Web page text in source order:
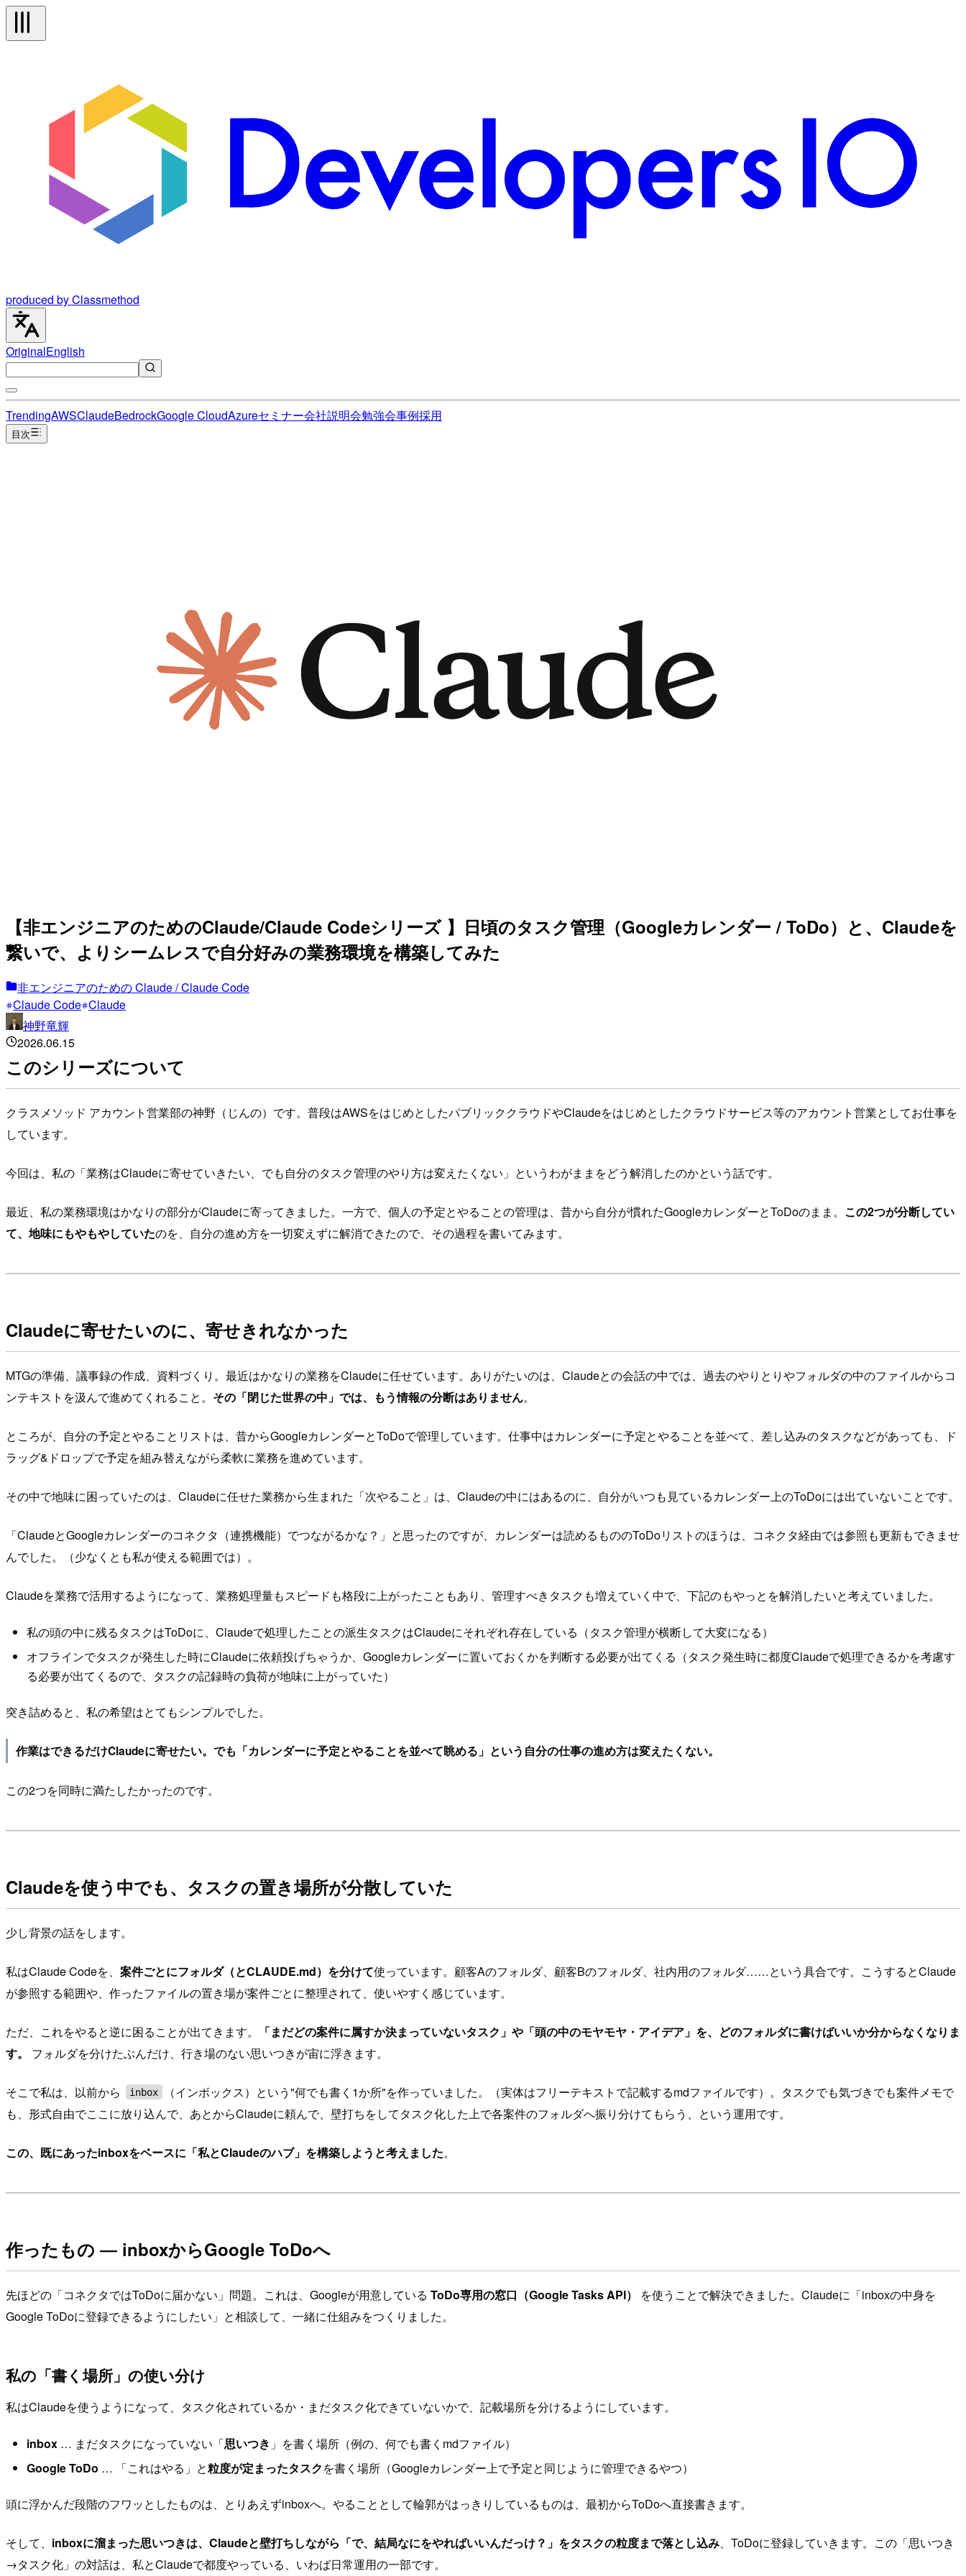
produced by Classmethod
OriginalEnglish
TrendingAWSClaudeBedrockGoogle CloudAzureセミナー会社説明会勉強会事例採用
目次
【非エンジニアのためのClaude/Claude Codeシリーズ 】日頃のタスク管理（Googleカレンダー / ToDo）と、Claudeを
繋いで、よりシームレスで自分好みの業務環境を構築してみた
非エンジニアのための Claude / Claude Code
Claude Code Claude
神野竜輝
2026.06.15
このシリーズについて
クラスメソッド アカウント営業部の神野（じんの）です。普段はAWSをはじめとしたパブリッククラウドやClaudeをはじめとしたクラウドサービス等のアカウント営業としてお仕事を
しています。
今回は、私の「業務はClaudeに寄せていきたい、でも自分のタスク管理のやり方は変えたくない」というわがままをどう解消したのかという話です。
最近、私の業務環境はかなりの部分がClaudeに寄ってきました。一方で、個人の予定とやることの管理は、昔から自分が慣れたGoogleカレンダーとToDoのまま。 この2つが分断してい
て、地味にもやもやしていたのを、自分の進め方を一切変えずに解消できたので、その過程を書いてみます。
Claudeに寄せたいのに、寄せきれなかった
MTGの準備、議事録の作成、資料づくり。最近はかなりの業務をClaudeに任せています。ありがたいのは、Claudeとの会話の中では、過去のやりとりやフォルダの中のファイルからコ
ンテキストを汲んで進めてくれること。 その「閉じた世界の中」では、もう情報の分断はありません。
ところが、自分の予定とやることリストは、昔からGoogleカレンダーとToDoで管理しています。仕事中はカレンダーに予定とやることを並べて、差し込みのタスクなどがあっても、ド
ラッグ&ドロップで予定を組み替えながら柔軟に業務を進めています。
その中で地味に困っていたのは、Claudeに任せた業務から生まれた「次やること」は、Claudeの中にはあるのに、自分がいつも見ているカレンダー上のToDoには出ていないことです。
「ClaudeとGoogleカレンダーのコネクタ（連携機能）でつながるかな？」と思ったのですが、カレンダーは読めるもののToDoリストのほうは、コネクタ経由では参照も更新もできませ
んでした。（少なくとも私が使える範囲では）。
Claudeを業務で活用するようになって、業務処理量もスピードも格段に上がったこともあり、管理すべきタスクも増えていく中で、下記のもやっとを解消したいと考えていました。
私の頭の中に残るタスクはToDoに、Claudeで処理したことの派生タスクはClaudeにそれぞれ存在している（タスク管理が横断して大変になる）
オフラインでタスクが発生した時にClaudeに依頼投げちゃうか、Googleカレンダーに置いておくかを判断する必要が出てくる（タスク発生時に都度Claudeで処理できるかを考慮す
る必要が出てくるので、タスクの記録時の負荷が地味に上がっていた）
突き詰めると、私の希望はとてもシンプルでした。
作業はできるだけClaudeに寄せたい。でも「カレンダーに予定とやることを並べて眺める」という自分の仕事の進め方は変えたくない。
この2つを同時に満たしたかったのです。
Claudeを使う中でも、タスクの置き場所が分散していた
少し背景の話をします。
私はClaude Codeを、 案件ごとにフォルダ（とCLAUDE.md）を分けて使っています。顧客Aのフォルダ、顧客Bのフォルダ、社内用のフォルダ……という具合です。こうするとClaude
が参照する範囲や、作ったファイルの置き場が案件ごとに整理されて、使いやすく感じています。
ただ、これをやると逆に困ることが出てきます。
「まだどの案件に属すか決まっていないタスク」や「頭の中のモヤモヤ・アイデア」を、どのフォルダに書けばいいか分からなくなりま
す。
フォルダを分けたぶんだけ、行き場のない思いつきが宙に浮きます。
そこで私は、以前から inbox
（インボックス）という"何でも書く1か所"を作っていました。（実体はフリーテキストで記載するmdファイルです）。タスクでも気づきでも案件メモで
も、形式自由でここに放り込んで、あとからClaudeに頼んで、壁打ちをしてタスク化した上で各案件のフォルダへ振り分けてもらう、という運用です。
この、既にあったinboxをベースに「私とClaudeのハブ」を構築しようと考えました。
作ったもの ― inboxからGoogle ToDoへ
先ほどの「コネクタではToDoに届かない」問題。これは、Googleが用意している ToDo専用の窓口（Google Tasks API）
を使うことで解決できました。Claudeに「inboxの中身を
Google ToDoに登録できるようにしたい」と相談して、一緒に仕組みをつくりました。
私の「書く場所」の使い分け
私はClaudeを使うようになって、タスク化されているか・まだタスク化できていないかで、記載場所を分けるようにしています。
inbox… まだタスクになっていない「思いつき 」を書く場所（例の、何でも書くmdファイル）
Google ToDo … 「これはやる」と粒度が定まったタスクを書く場所（Googleカレンダー上で予定と同じように管理できるやつ）
頭に浮かんだ段階のフワッとしたものは、とりあえずinboxへ。やることとして輪郭がはっきりしているものは、最初からToDoへ直接書きます。
そして、 inboxに溜まった思いつきは、Claudeと壁打ちしながら「で、結局なにをやればいいんだっけ？」をタスクの粒度まで落とし込み、ToDoに登録していきます。この「思いつき
→タスク化」の対話は、私とClaudeで都度やっている、いわば日常運用の一部です。